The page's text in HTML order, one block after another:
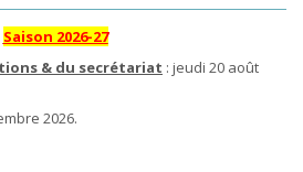
Saison 2026-27
& du secrétariat : jeudi 20 août
2026.